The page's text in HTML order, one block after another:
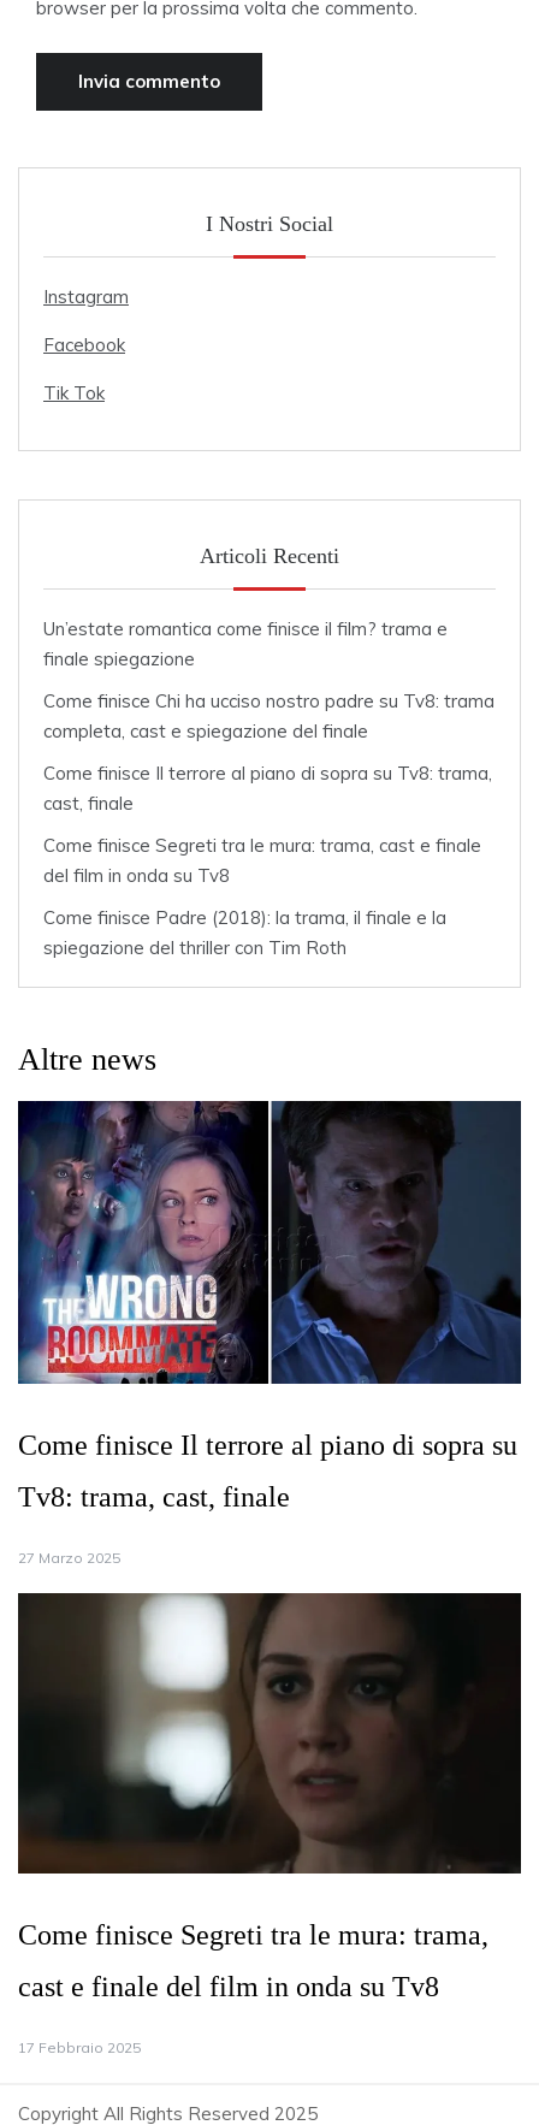
browser per la prossima volta che commento.
I Nostri Social
Instagram
Facebook
Tik Tok
Articoli Recenti
Un’estate romantica come finisce il film? trama e
finale spiegazione
Come finisce Chi ha ucciso nostro padre su Tv8: trama
completa, cast e spiegazione del finale
Come finisce Il terrore al piano di sopra su Tv8: trama,
cast, finale
Come finisce Segreti tra le mura: trama, cast e finale
del film in onda su Tv8
Come finisce Padre (2018): la trama, il finale e la
spiegazione del thriller con Tim Roth
Altre news
Come finisce Il terrore al piano di sopra su
Tv8: trama, cast, finale
27 Marzo 2025
Come finisce Segreti tra le mura: trama,
cast e finale del film in onda su Tv8
17 Febbraio 2025
Copyright All Rights Reserved 2025